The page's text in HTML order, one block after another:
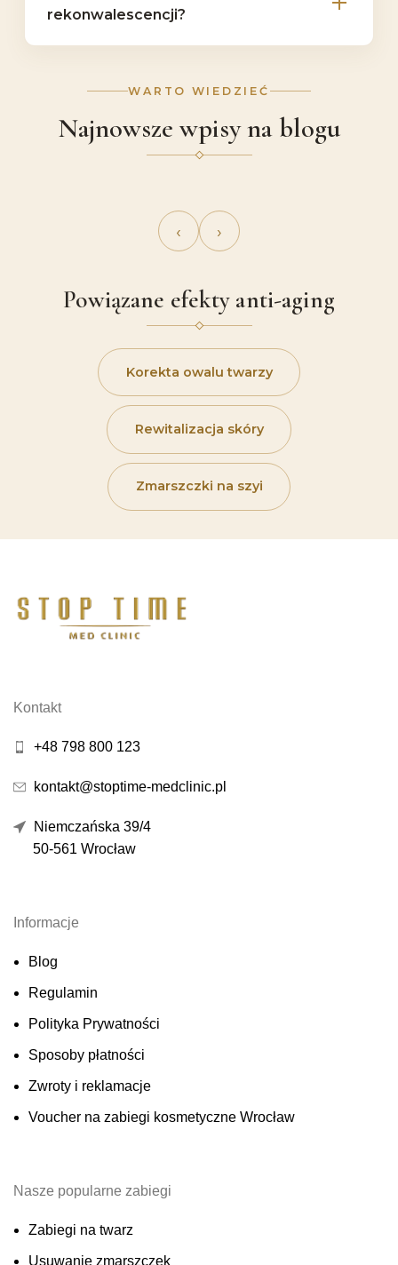
rekonwalescencji?
WARTO WIEDZIEĆ
Najnowsze wpisy na blogu
‹ ›
Powiązane efekty anti-aging
Korekta owalu twarzy
Rewitalizacja skóry
Zmarszczki na szyi
Kontakt
+48 798 800 123
kontakt@stoptime-medclinic.pl
Niemczańska 39/4
50-561 Wrocław
Informacje
Blog
Regulamin
Polityka Prywatności
Sposoby płatności
Zwroty i reklamacje
Voucher na zabiegi kosmetyczne Wrocław
Nasze popularne zabiegi
Zabiegi na twarz
Usuwanie zmarszczek